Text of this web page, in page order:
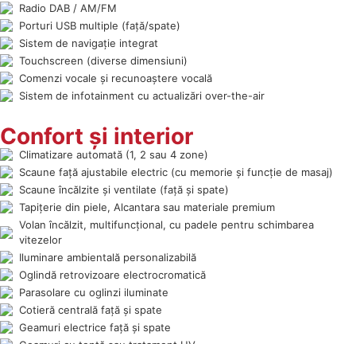
Radio DAB / AM/FM
Porturi USB multiple (față/spate)
Sistem de navigație integrat
Touchscreen (diverse dimensiuni)
Comenzi vocale și recunoaștere vocală
Sistem de infotainment cu actualizări over-the-air
Confort și interior
Climatizare automată (1, 2 sau 4 zone)
Scaune față ajustabile electric (cu memorie și funcție de masaj)
Scaune încălzite și ventilate (față și spate)
Tapițerie din piele, Alcantara sau materiale premium
Volan încălzit, multifuncțional, cu padele pentru schimbarea
vitezelor
Iluminare ambientală personalizabilă
Oglindă retrovizoare electrocromatică
Parasolare cu oglinzi iluminate
Cotieră centrală față și spate
Geamuri electrice față și spate